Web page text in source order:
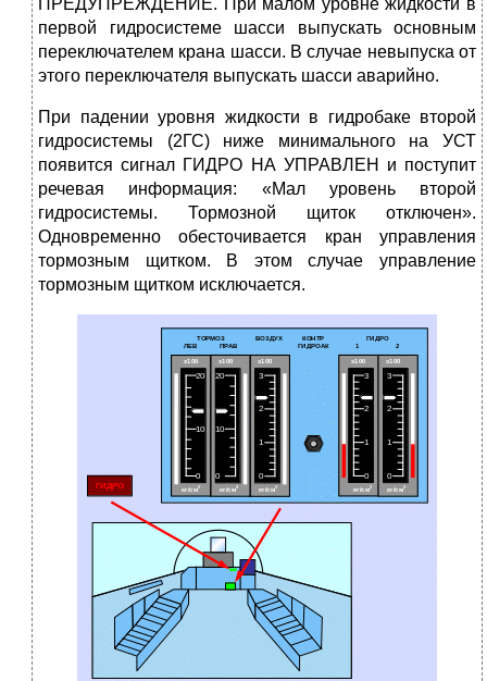
ПРЕДУПРЕЖДЕНИЕ. При малом уровне жидкости в
первой гидросистеме шасси выпускать основным
переключателем крана шасси. В случае невыпуска от
этого переключателя выпускать шасси аварийно.
При падении уровня жидкости в гидробаке второй
гидросистемы (2ГС) ниже минимального на УСТ
появится сигнал ГИДРО НА УПРАВЛЕН и поступит
речевая информация: «Мал уровень второй
гидросистемы. Тормозной щиток отключен».
Одновременно обесточивается кран управления
тормозным щитком. В этом случае управление
тормозным щитком исключается.